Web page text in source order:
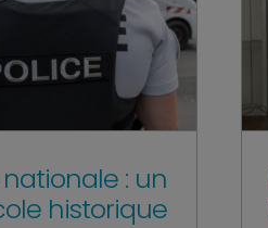
: un
historique